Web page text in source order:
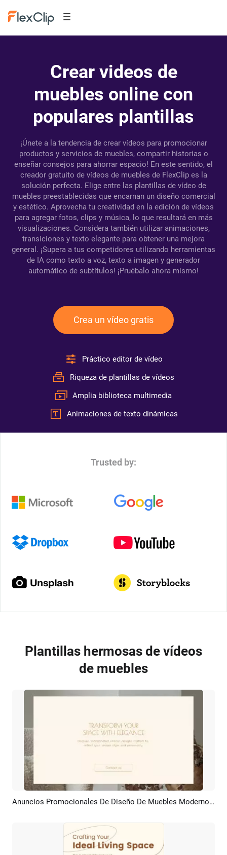
Crear videos de
muebles online con
populares plantillas
¡Únete a la tendencia de crear vídeos para promocionar
productos y servicios de muebles, compartir historias o
enseñar consejos para ahorrar espacio! En este sentido, el
creador gratuito de vídeos de muebles de FlexClip es la
solución perfecta. Elige entre las plantillas de vídeo de
muebles preestablecidas que encarnan un diseño comercial
y estético. Aprovecha tu creatividad en la edición de vídeos
para agregar fotos, clips y música, lo que resultará en más
visualizaciones. Considera también utilizar animaciones,
transiciones y texto elegante para obtener una mejora
general. ¡Supera a tus competidores utilizando herramientas
de IA como texto a voz, texto a imagen y generador
automático de subtítulos! ¡Pruébalo ahora mismo!
Crea un vídeo gratis
Práctico editor de vídeo
Riqueza de plantillas de vídeos
Amplia biblioteca multimedia
Animaciones de texto dinámicas
Trusted by:
Plantillas hermosas de vídeos
de muebles
Previsualizar Crear IA Anuncios Promocionales De Diseño De Muebles Modernos Y Minimalistas